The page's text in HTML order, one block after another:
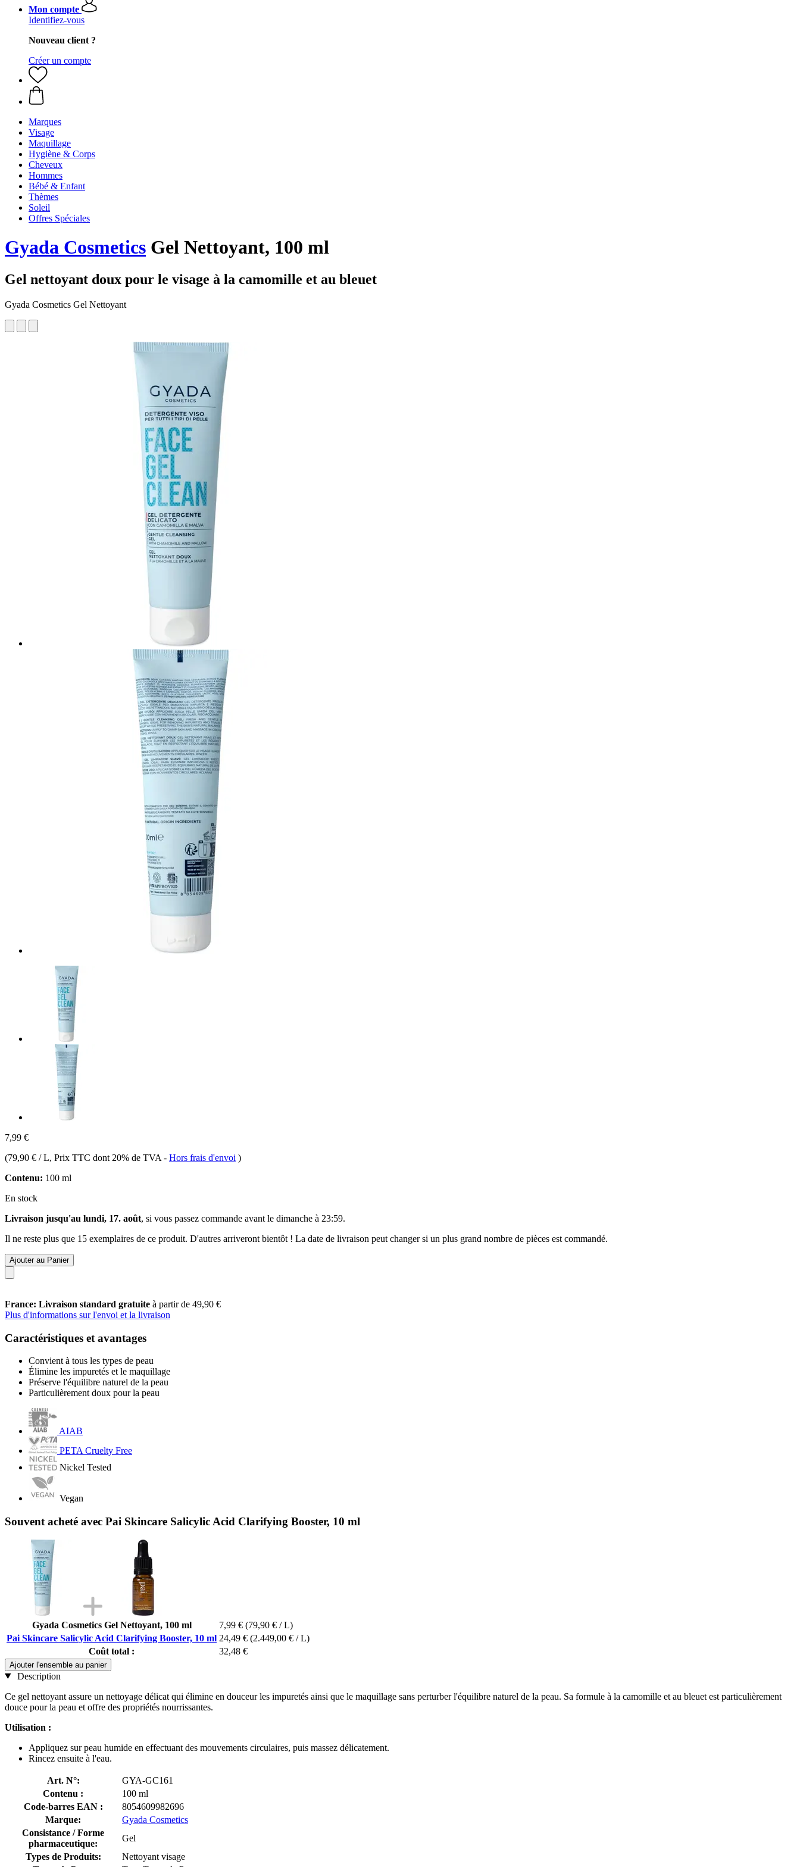
Mon compte
Identifiez-vous
Nouveau client ?
Créer un compte
Marques
Visage
Maquillage
Hygiène & Corps
Cheveux
Hommes
Bébé & Enfant
Thèmes
Soleil
Offres Spéciales
Gyada Cosmetics Gel Nettoyant, 100 ml
Gel nettoyant doux pour le visage à la camomille et au bleuet
Gyada Cosmetics Gel Nettoyant
7,99 €
(79,90 € / L, Prix TTC dont 20% de TVA - Hors frais d'envoi )
Contenu: 100 ml
En stock
Livraison jusqu'au lundi, 17. août, si vous passez commande avant le dimanche à 23:59.
Il ne reste plus que 15 exemplaires de ce produit. D'autres arriveront bientôt ! La date de livraison peut changer si un plus grand nombre de pièces est commandé.
Ajouter au Panier
France: Livraison standard gratuite à partir de 49,90 €
Plus d'informations sur l'envoi et la livraison
Caractéristiques et avantages
Convient à tous les types de peau
Élimine les impuretés et le maquillage
Préserve l'équilibre naturel de la peau
Particulièrement doux pour la peau
AIAB
PETA Cruelty Free
Nickel Tested
Vegan
Souvent acheté avec Pai Skincare Salicylic Acid Clarifying Booster, 10 ml
Gyada Cosmetics Gel Nettoyant, 100 ml 7,99 € (79,90 € / L)
Pai Skincare Salicylic Acid Clarifying Booster, 10 ml 24,49 € (2.449,00 € / L)
Coût total :
32,48 €
Ajouter l'ensemble au panier
Description
Ce gel nettoyant assure un nettoyage délicat qui élimine en douceur les impuretés ainsi que le maquillage sans perturber l'équilibre naturel de la peau. Sa formule à la camomille et au bleuet est particulièrement
douce pour la peau et offre des propriétés nourrissantes.
Utilisation :
Appliquez sur peau humide en effectuant des mouvements circulaires, puis massez délicatement.
Rincez ensuite à l'eau.
Art. N°:
GYA-GC161
Contenu :
100 ml
Code-barres EAN :
8054609982696
Marque:
Gyada Cosmetics
Consistance / Forme
pharmaceutique:
Gel
Types de Produits:
Nettoyant visage